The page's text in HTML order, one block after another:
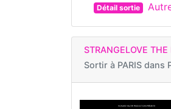
Détail sortie
STRANGELOVE
Sortir à PARIS dans